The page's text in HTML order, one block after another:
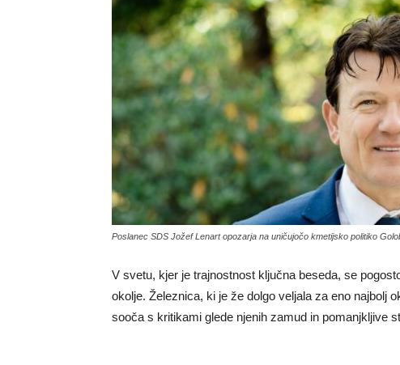
Poslanec SDS Jožef Lenart opozarja na uničujočo kmetijsko politiko
V svetu, kjer je trajnostnost ključna beseda, se
okolje. Železnica, ki je že dolgo veljala za eno najbolj
sooča s kritikami glede njenih zamud in pomanjkljive